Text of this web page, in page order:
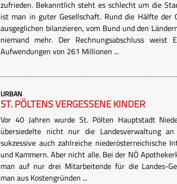
zufrieden. Bekanntlich steht es schlecht um die
ist man in guter Gesellschaft. Rund die Hälfte der
ausgeglichen bilanzieren, vom Bund und den
niemand mehr. Der Rechnungsabschluss
Aufwendungen von 261 Millionen ...
URBAN
ST. PÖLTENS VERGESSENE KINDER
Vor 40 Jahren wurde St. Pölten Hauptstadt
übersiedelte nicht nur die Landesverwaltung
sukzessive auch zahlreiche niederösterreichische
und Kammern. Aber nicht alle. Bei der NÖ
man auf nur drei Mitarbeitende für die Landes-
man aus Kostengründen ...